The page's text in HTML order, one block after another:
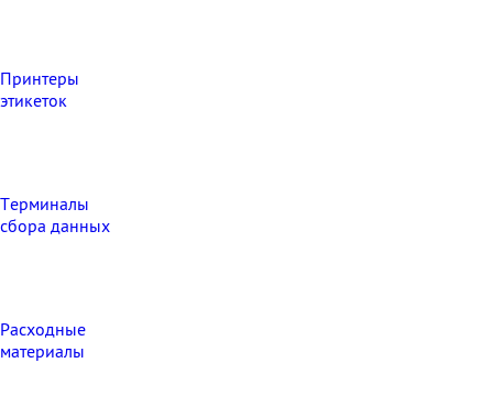
Принтеры
этикеток
Терминалы
сбора данных
Расходные
материалы